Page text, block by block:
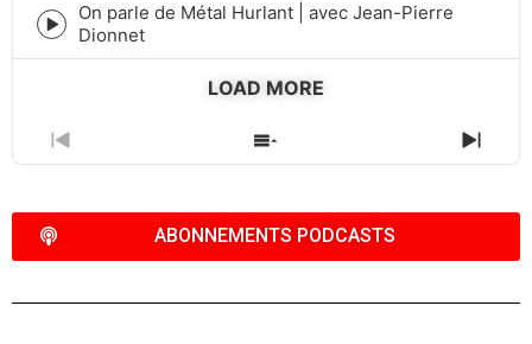
Episode
play
On parle de Métal Hurlant | avec Jean-Pierre
Dionnet
LOAD MORE
PREVIOUS
EPISODE
SHOW
EPISODES
NEXT
ABONNEMENTS PODCASTS